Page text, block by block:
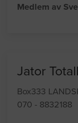
Medlem av
Jator
Box333
070 - 8832188